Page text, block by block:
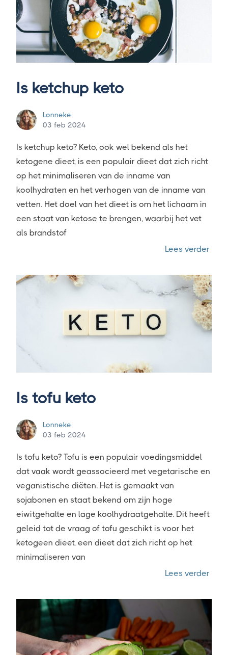
Is ketchup keto
Lonneke
03 feb 2024
Is ketchup keto? Keto, ook wel bekend als het
ketogene dieet, is een populair dieet dat zich richt
op het minimaliseren van de inname van
koolhydraten en het verhogen van de inname van
vetten. Het doel van het dieet is om het lichaam in
een staat van ketose te brengen, waarbij het vet
als brandstof
Lees verder
Is tofu keto
Lonneke
03 feb 2024
Is tofu keto? Tofu is een populair voedingsmiddel
dat vaak wordt geassocieerd met vegetarische en
veganistische diëten. Het is gemaakt van
sojabonen en staat bekend om zijn hoge
eiwitgehalte en lage koolhydraatgehalte. Dit heeft
geleid tot de vraag of tofu geschikt is voor het
ketogeen dieet, een dieet dat zich richt op het
minimaliseren van
Lees verder